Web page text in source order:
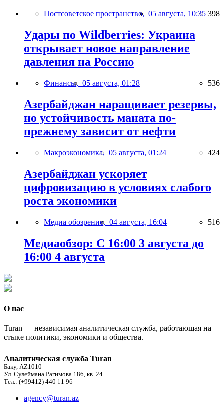
Постсоветское пространство, 05 августа, 10:35 398
Удары по Wildberries: Украина
открывает новое направление
давления на Россию
Финансы, 05 августа, 01:28 536
Азербайджан наращивает резервы,
но устойчивость маната по-
прежнему зависит от нефти
Макроэкономика, 05 августа, 01:24 424
Азербайджан ускоряет
цифровизацию в условиях слабого
роста экономики
Медиа обозрение, 04 августа, 16:04 516
Медиаобзор: С 16:00 3 августа до
16:00 4 августа
О нас
Turan — независимая аналитическая служба, работающая на
стыке политики, экономики и общества.
Аналитическая служба Turan
Баку, AZ1010
Ул. Сулеймана Рагимова 186, кв. 24
Тел.: (+99412) 440 11 96
agency@turan.az